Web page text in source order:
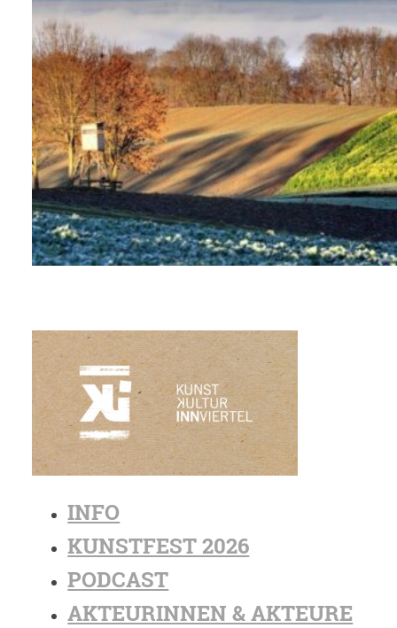
INFO
KUNSTFEST 2026
PODCAST
AKTEURINNEN & AKTEURE